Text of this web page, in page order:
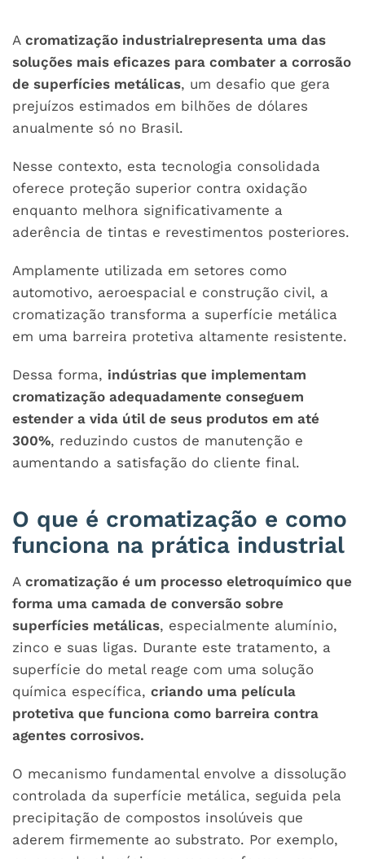
A cromatização industrialrepresenta uma das
soluções mais eficazes para combater a corrosão
de superfícies metálicas, um desafio que gera
prejuízos estimados em bilhões de dólares
anualmente só no Brasil.
Nesse contexto, esta tecnologia consolidada
oferece proteção superior contra oxidação
enquanto melhora significativamente a
aderência de tintas e revestimentos posteriores.
Amplamente utilizada em setores como
automotivo, aeroespacial e construção civil, a
cromatização transforma a superfície metálica
em uma barreira protetiva altamente resistente.
Dessa forma, indústrias que implementam
cromatização adequadamente conseguem
estender a vida útil de seus produtos em até
300%, reduzindo custos de manutenção e
aumentando a satisfação do cliente final.
O que é cromatização e como
funciona na prática industrial
A cromatização é um processo eletroquímico que
forma uma camada de conversão sobre
superfícies metálicas, especialmente alumínio,
zinco e suas ligas. Durante este tratamento, a
superfície do metal reage com uma solução
química específica, criando uma película
protetiva que funciona como barreira contra
agentes corrosivos.
O mecanismo fundamental envolve a dissolução
controlada da superfície metálica, seguida pela
precipitação de compostos insolúveis que
aderem firmemente ao substrato. Por exemplo,